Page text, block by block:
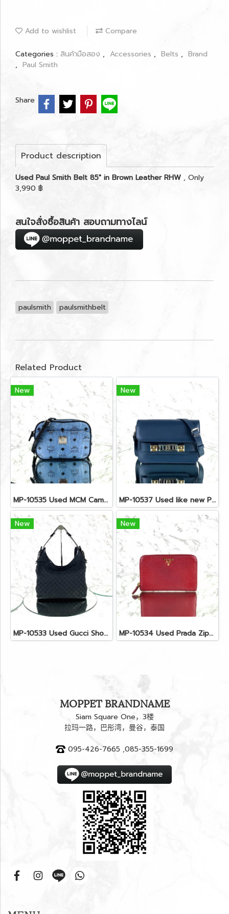
Add to wishlist Compare
Categories : สินค้ามือสอง , Accessories , Belts , Brand
, Paul Smith
Share
Product description
Used Paul Smith Belt 85" in Brown Leather RHW , Only
3,990 ฿
สนใจสั่งซื้อสินค้า สอบถามทางไลน์
paulsmith paulsmithbelt
Related Product
New
MP-10535 Used MCM Camera Bag In Blue Visetos SHW
New
MP-10537 Used like new Proenza PS11 Mini
New
MP-10533 Used Gucci Shoulder Bag GG Black Canvas Shw
New
MP-10534 Used Prada Zippy Medium Wallet In Fuoco Saffiano GHW
MOPPET BRANDNAME
Siam Square One，3楼
拉玛一路，巴彤湾，曼谷，泰国
095-426-7665 ,085-355-1699